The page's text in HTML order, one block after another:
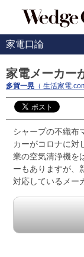
家電口論
家電メーカー
多賀一晃 （ 生活家電
シャープの不織布
カーがコロナに対
業の空気清浄機を
ーもありますが、
対応しているメー